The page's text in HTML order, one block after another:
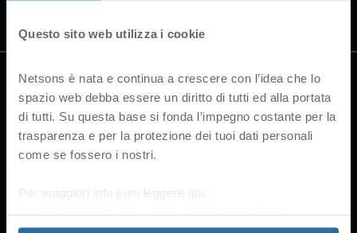
Questo sito web utilizza i cookie
Netsons è nata e continua a crescere con l’idea che lo
spazio web debba essere un diritto di tutti ed alla portata
di tutti. Su questa base si fonda l’impegno costante per la
trasparenza e per la protezione dei tuoi dati personali
come se fossero i nostri.
Per maggiori info puoi leggere qui:
https://www.netsons.com/informativa-privacy.
Sospensione Servizio
Netsons
Affiliation
Sitemap